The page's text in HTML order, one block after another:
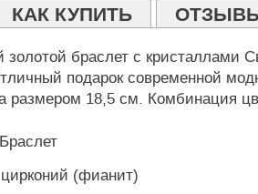
КАК КУПИТЬ
браслет с кристаллами
подарок современной
размером 18,5 см. Комбинация
Браслет
(фианит)